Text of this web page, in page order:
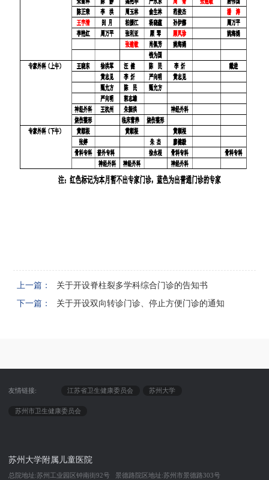
上一篇：
关于开设脊柱裂多学科综合门诊的告知书
下一篇：
关于开设双向转诊门诊、停止方便门诊的通知
友情链接: 江苏省卫生健康委员会 苏州大学
苏州市卫生健康委员会
苏州大学附属儿童医院
总院地址:苏州工业园区钟南街92号 景德路院区地址:苏州市景德路303号